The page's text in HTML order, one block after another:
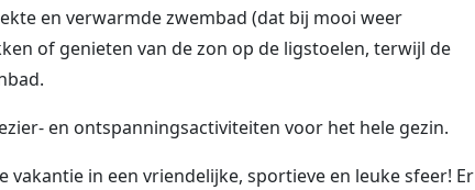
en verwarmde zwembad (dat bij mooi weer
of genieten van de zon op de ligstoelen, terwijl de
en ontspanningsactiviteiten voor het hele gezin.
vakantie in een vriendelijke, sportieve en leuke sfeer! Er